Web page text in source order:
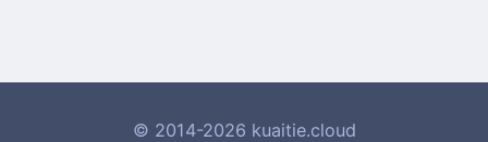
© 2014-2026 kuaitie.cloud